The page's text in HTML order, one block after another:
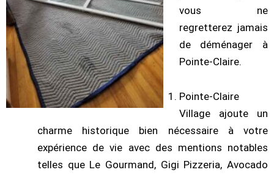
vous ne
regretterez jamais
de déménager à
Pointe-Claire.
Pointe-Claire
Village ajoute un
charme historique bien nécessaire à votre
expérience de vie avec des mentions notables
telles que Le Gourmand, Gigi Pizzeria, Avocado